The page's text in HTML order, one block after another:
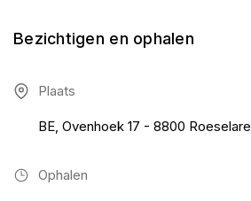
Bezichtigen en ophalen
Plaats
BE, Ovenhoek 17 - 8800 Roeselare
Ophalen